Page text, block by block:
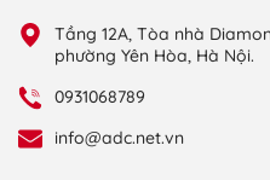
Tầng 12A, Tòa nhà
phường Yên Hòa, Hà Nội.
0931068789
info@adc.net.vn